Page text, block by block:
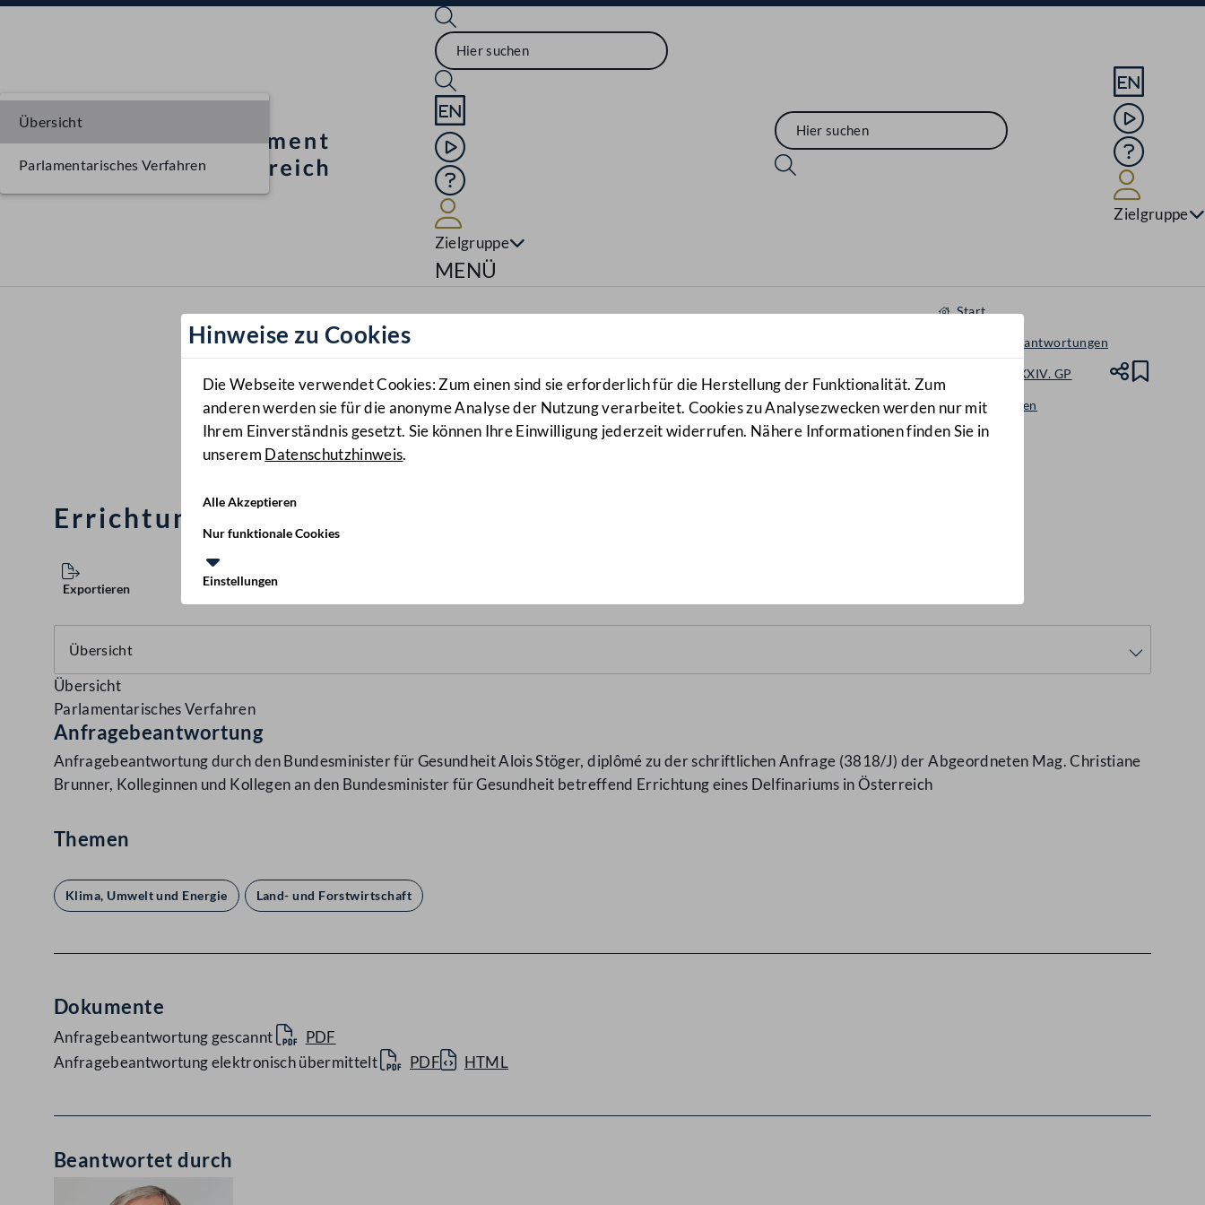
Sprache English
Mediathek
Hilfe
Zielgruppe
Navigationsmenü öffnen
MENÜ
Sprache
Mediathek
Hilfe
Zielgruppe
Hinweise zu Cookies
Die Webseite verwendet Cookies: Zum einen sind sie erforderlich für die Herstellung der Funktionalität. Zum
anderen werden sie für die anonyme Analyse der Nutzung verarbeitet. Cookies zu Analysezwecken werden nur mit
Ihrem Einverständnis gesetzt. Sie können Ihre Einwilligung jederzeit widerrufen. Nähere Informationen finden Sie in
unserem Datenschutzhinweis.
Alle Akzeptieren
Nur funktionale Cookies
Einstellungen
Start
Anfragen & Beantwortungen
Nationalrat - XXIV. GP
Beantwortungen
3710/AB
Errichtung eines Delfinariums in Österreich
Exportieren
Übersicht
Parlamentarisches Verfahren
Übersicht
Parlamentarisches Verfahren
Anfragebeantwortung
Anfragebeantwortung durch den Bundesminister für Gesundheit Alois Stöger, diplômé zu der schriftlichen Anfrage (3818/J) der Abgeordneten Mag. Christiane
Brunner, Kolleginnen und Kollegen an den Bundesminister für Gesundheit betreffend Errichtung eines Delfinariums in Österreich
Themen
Klima, Umwelt und Energie Land- und Forstwirtschaft
Dokumente
Anfragebeantwortung gescannt
PDF
Anfragebeantwortung elektronisch übermittelt
PDF HTML
Beantwortet durch